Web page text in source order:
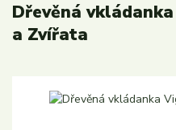
Dřevěná
a Zvířata